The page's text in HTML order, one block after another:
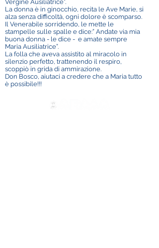
Vergine Ausiliatrice”.
La donna è in ginocchio, recita le Ave Marie, si
alza senza difficoltà, ogni dolore è scomparso.
Il Venerabile sorridendo, le mette le
stampelle sulle spalle e dice:” Andate via mia
buona donna - le dice - e amate sempre
Maria Ausiliatrice”.
La folla che aveva assistito al miracolo in
silenzio perfetto, trattenendo il respiro,
scoppiò in grida di ammirazione.
Don Bosco, aiutaci a credere che a Maria tutto
è possibile!!!